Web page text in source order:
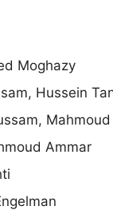
Moghazy
Hussein
Ammar